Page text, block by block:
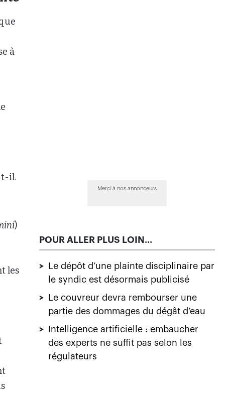
à
t-il.
)
les
Merci à nos annonceurs
POUR ALLER PLUS LOIN...
>
Le dépôt d’une plainte disciplinaire par
le syndic est désormais publicisé
>
Le couvreur devra rembourser une
partie des dommages du dégât d’eau
>
Intelligence artificielle : embaucher
des experts ne suffit pas selon les
régulateurs